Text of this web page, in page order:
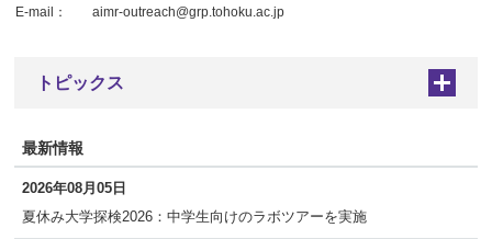
E-mail：
aimr-outreach@grp.tohoku.ac.jp
トピックス +
最新情報
2026年08月05日
夏休み大学探検2026：中学生向けのラボツアーを実施